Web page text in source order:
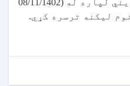
مالیاتي محاسبینو ازمویني لپاره له (08/11/1402
پوري نوم لیکنه ترسره کړي.